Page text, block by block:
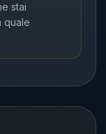
stai
quale